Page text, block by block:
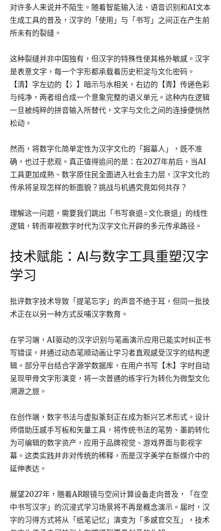
对许多人来说并不陌生。随着智能输入法、语音识别和AI文本
生成工具的普及，汉字的「使用」与「书写」之间正在产生前
所未有的裂缝。
这种裂缝并非中国独有，但汉字的特殊性使其格外敏感。汉字
是表意文字，每一个字形都承载着历史积淀与文化密码。
【清】字左边的【氵】暗示与水相关，右边的【青】传递色彩
与纯净，两者组合成一个意象完整的语义单元。这种内在逻辑
一旦被纯粹的拼音输入所替代，文字与文化之间的连接便悄然
松动。
然而，将数字化简单定性为汉字文化的「掘墓人」，既不准
确，也过于悲观。真正值得追问的是：在2027年前后，当AI
工具更加成熟、数字原住民全面进入社会主力层，汉字文化的
传承将呈现怎样的新面貌？挑战与机遇究竟如何共存？
理解这一问题，需要我们跳出「书写衰退=文化衰退」的线性
逻辑，转而审视数字时代为汉字文化开辟的多元传承路径。
技术赋能：AI与数字工具重塑汉字
学习
批评数字技术导致「提笔忘字」的声音不绝于耳，但同一批技
术正在以另一种方式反哺汉字教育。
在学习端，AI驱动的汉字识别与笔画演示应用已能实时纠正书
写错误，并通过动态笔顺动画让学习者直观感受汉字的结构逻
辑。部分平台结合字源学数据库，在用户书写【木】字时自动
呈现甲骨文字形演变，将一次普通的练字行为转化为微型文化
溯源之旅。
在创作端，数字书法与虚拟篆刻正在成为新兴艺术形式。设计
师借助压感手写板和矢量工具，将传统书法的笔势、墨韵转化
为可编辑的数字资产，应用于品牌视觉、游戏界面与影视字
幕。这类实践并非对传统的稀释，而是汉字美学在新媒介中的
延伸表达。
展望2027年，随着AR眼镜与空间计算设备走向普及，「在空
中书写汉字」的沉浸式学习场景将不再是概念演示。届时，汉
字的习得方式将从「纸笔记忆」演变为「多感官交互」，技术